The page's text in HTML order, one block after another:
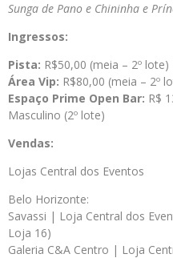
Sunga de Pano e Chininha e
Ingressos:
Pista: R$50,00 (meia – 2º lote)
Área Vip: R$80,00 (meia – 2º
Espaço Prime Open Bar: R$
Masculino (2º lote)
Vendas:
Lojas Central dos Eventos
Belo Horizonte:
Savassi | Loja Central dos
Loja 16)
Galeria C&A Centro | Loja